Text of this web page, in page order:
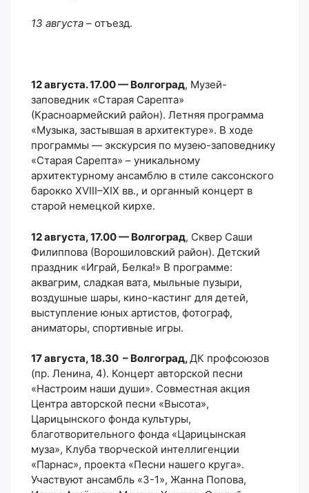
13 августа – отъезд.
12 августа. 17.00 — Волгоград, Музей-
заповедник «Старая Сарепта»
(Красноармейский район). Летняя программа
«Музыка, застывшая в архитектуре». В ходе
программы — экскурсия по музею-заповеднику
«Старая Сарепта» – уникальному
архитектурному ансамблю в стиле саксонского
барокко XVIII–XIX вв., и органный концерт в
старой немецкой кирхе.
12 августа, 17.00 — Волгоград, Сквер Саши
Филиппова (Ворошиловский район). Детский
праздник «Играй, Белка!» В программе:
аквагрим, сладкая вата, мыльные пузыри,
воздушные шары, кино-кастинг для детей,
выступление юных артистов, фотограф,
аниматоры, спортивные игры.
17 августа, 18.30 – Волгоград,ДК профсоюзов
(пр. Ленина, 4). Концерт авторской песни
«Настроим наши души». Совместная акция
Центра авторской песни «Высота»,
Царицынского фонда культуры,
благотворительного фонда «Царицынская
муза», Клуба творческой интеллигенции
«Парнас», проекта «Песни нашего круга».
Участвуют ансамбль «3-1», Жанна Попова,